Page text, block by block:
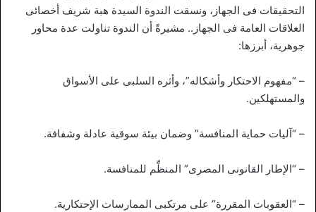
التحقيقات فى الجهاز، ونسقت الندوة السيدة هبة شريف أخصائى
العلاقات العامة فى الجهاز.. مشيرةً أن الندوة تناولت عدة محاور
جوهرية، أبرزها:
– “مفهوم الاحتكار وأشكاله”، وأثره السلبى على الأسواق
والمستهلكين.
– “آليات حماية المنافسة” وضمان بيئة سوقية عادلة وشفافة.
– “الإطار القانونى المصرى” المنظِّم للمنافسة.
– “العقوبات المقررة” على مرتكبى الممارسات الإحتكارية.